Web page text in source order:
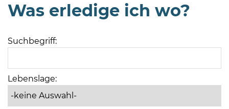
19
04192-
zentrale@badbramstedt.de
Mo,
Was erledige ich wo?
Suchbegriff:
Lebenslage: